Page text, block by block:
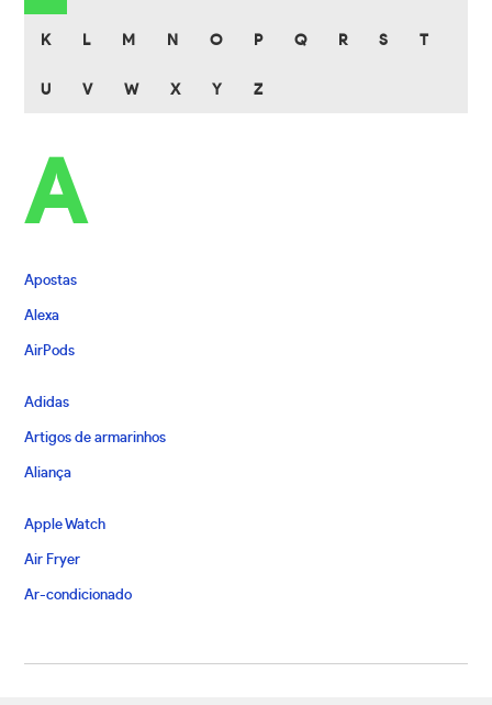
K L M N O P Q R S T
U V W X Y Z
A
Apostas
Alexa
AirPods
Adidas
Artigos de armarinhos
Aliança
Apple Watch
Air Fryer
Ar-condicionado